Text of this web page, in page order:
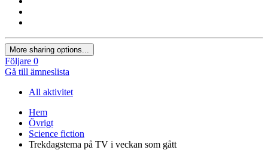
More sharing options...
Följare 0
Gå till ämneslista
All aktivitet
Hem
Övrigt
Science fiction
Trekdagstema på TV i veckan som gått